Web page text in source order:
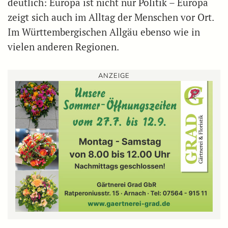
deutlich: Europa ist nicht nur Politik – Europa
zeigt sich auch im Alltag der Menschen vor Ort.
Im Württembergischen Allgäu ebenso wie in
vielen anderen Regionen.
ANZEIGE